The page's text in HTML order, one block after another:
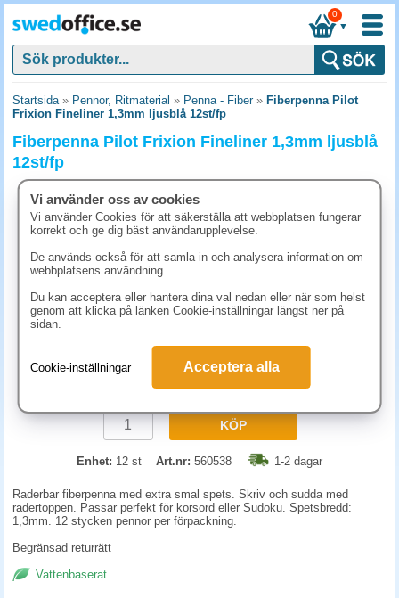
▼
0
Startsida» Pennor, Ritmaterial » Penna - Fiber» Fiberpenna Pilot
Frixion Fineliner 1,3mm ljusblå 12st/fp
Fiberpenna Pilot Frixion Fineliner 1,3mm ljusblå
12st/fp
273.80 kr (inkl. moms)
KÖP
Enhet: 12 st Art.nr: 560538 1-2 dagar
Raderbar fiberpenna med extra smal spets. Skriv och sudda med
radertoppen. Passar perfekt för korsord eller Sudoku. Spetsbredd:
1,3mm. 12 stycken pennor per förpackning.
Begränsad returrätt
Vattenbaserat
Vi använder oss av cookies
Vi använder Cookies för att säkerställa att webbplatsen fungerar
korrekt och ge dig bäst användarupplevelse.
De används också för att samla in och analysera information om
webbplatsens användning.
Du kan acceptera eller hantera dina val nedan eller när som helst
genom att klicka på länken Cookie-inställningar längst ner på
sidan.
Cookie-inställningar Acceptera alla